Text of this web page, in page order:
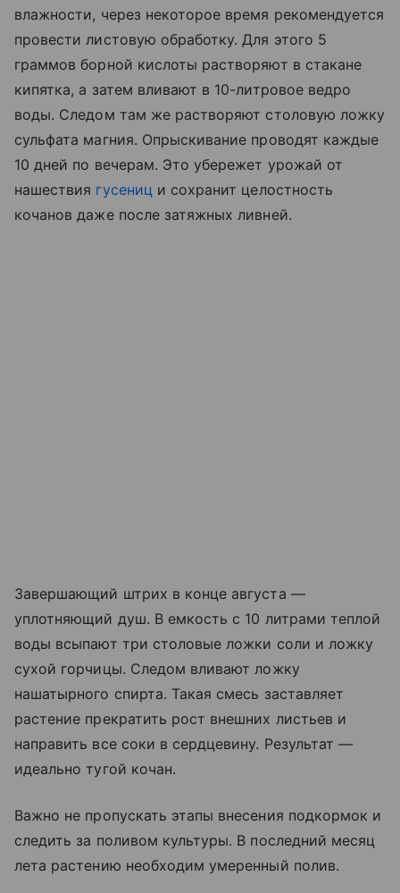
влажности, через некоторое время рекомендуется
провести листовую обработку. Для этого 5
граммов борной кислоты растворяют в стакане
кипятка, а затем вливают в 10-литровое ведро
воды. Следом там же растворяют столовую ложку
сульфата магния. Опрыскивание проводят каждые
10 дней по вечерам. Это убережет урожай от
нашествия гусеници сохранит целостность
кочанов даже после затяжных ливней.
Завершающий штрих в конце августа —
уплотняющий душ. В емкость с 10 литрами теплой
воды всыпают три столовые ложки соли и ложку
сухой горчицы. Следом вливают ложку
нашатырного спирта. Такая смесь заставляет
растение прекратить рост внешних листьев и
направить все соки в сердцевину. Результат —
идеально тугой кочан.
Важно не пропускать этапы внесения подкормок и
следить за поливом культуры. В последний месяц
лета растению необходим умеренный полив.